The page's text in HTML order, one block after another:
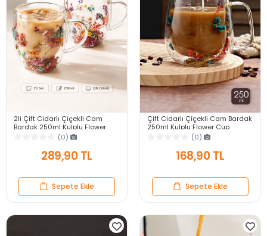
2li Çift Cidarlı Çiçekli Cam
Bardak 250ml Kulplu Flower
Cup Meşrubat El Yapımı Kahve
Sunum Bardağı
(0)
289,90 TL
Sepete Ekle
Çift Cidarlı Çiçekli Cam Bardak
250ml Kulplu Flower Cup
Meşrubat El Yapımı Kahve
Sunum Bardağı
(0)
168,90 TL
Sepete Ekle